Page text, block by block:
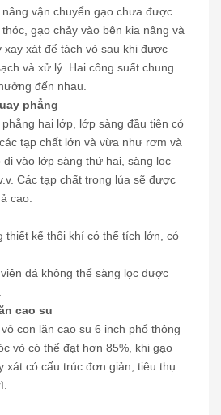
vận chuyển gạo chưa được
gạo chảy vào bên kia nâng và
xay xát để tách vỏ sau khi được
và xử lý. Hai công suất chung
đến nhau.
phẳng
hai lớp, lớp sàng đầu tiên có
tạp chất lớn và vừa như rơm và
đi vào lớp sàng thứ hai, sàng lọc
Các tạp chất trong lúa sẽ được
cao.
thiết kế thổi khí có thể tích lớn, có
đá không thể sàng lọc được
cao su
con lăn cao su 6 inch phổ thông
vỏ có thể đạt hơn 85%, khi gạo
xát có cấu trúc đơn giản, tiêu thụ